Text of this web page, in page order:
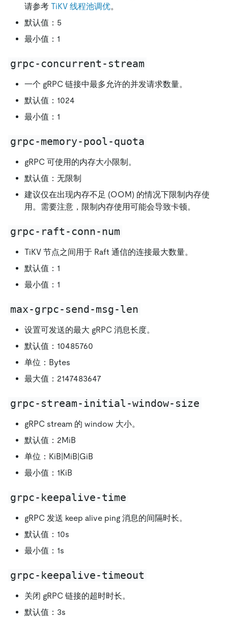
请参考 TiKV 线程池调优。
默认值：5
最小值：1
grpc-concurrent-stream
一个 gRPC 链接中最多允许的并发请求数量。
默认值：1024
最小值：1
grpc-memory-pool-quota
gRPC 可使用的内存大小限制。
默认值：无限制
建议仅在出现内存不足 (OOM) 的情况下限制内存使
用。需要注意，限制内存使用可能会导致卡顿。
grpc-raft-conn-num
TiKV 节点之间用于 Raft 通信的连接最大数量。
默认值：1
最小值：1
max-grpc-send-msg-len
设置可发送的最大 gRPC 消息长度。
默认值：10485760
单位：Bytes
最大值：2147483647
grpc-stream-initial-window-size
gRPC stream 的 window 大小。
默认值：2MiB
单位：KiB|MiB|GiB
最小值：1KiB
grpc-keepalive-time
gRPC 发送 keep alive ping 消息的间隔时长。
默认值：10s
最小值：1s
grpc-keepalive-timeout
关闭 gRPC 链接的超时时长。
默认值：3s